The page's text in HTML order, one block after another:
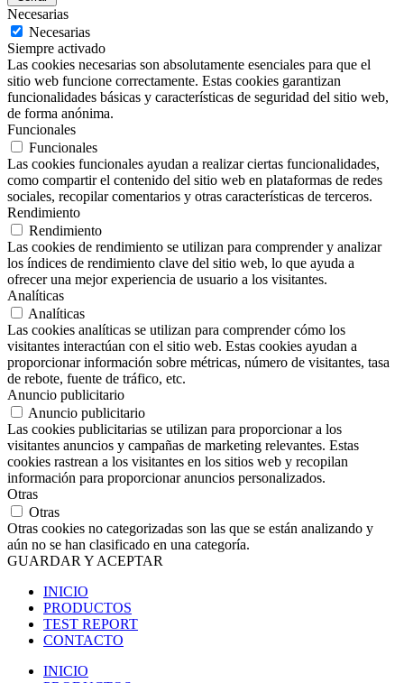
Necesarias
Necesarias
Siempre activado
Las cookies necesarias son absolutamente esenciales para que el
sitio web funcione correctamente. Estas cookies garantizan
funcionalidades básicas y características de seguridad del sitio web,
de forma anónima.
Funcionales
Funcionales
Las cookies funcionales ayudan a realizar ciertas funcionalidades,
como compartir el contenido del sitio web en plataformas de redes
sociales, recopilar comentarios y otras características de terceros.
Rendimiento
Rendimiento
Las cookies de rendimiento se utilizan para comprender y analizar
los índices de rendimiento clave del sitio web, lo que ayuda a
ofrecer una mejor experiencia de usuario a los visitantes.
Analíticas
Analíticas
Las cookies analíticas se utilizan para comprender cómo los
visitantes interactúan con el sitio web. Estas cookies ayudan a
proporcionar información sobre métricas, número de visitantes, tasa
de rebote, fuente de tráfico, etc.
Anuncio publicitario
Anuncio publicitario
Las cookies publicitarias se utilizan para proporcionar a los
visitantes anuncios y campañas de marketing relevantes. Estas
cookies rastrean a los visitantes en los sitios web y recopilan
información para proporcionar anuncios personalizados.
Otras
Otras
Otras cookies no categorizadas son las que se están analizando y
aún no se han clasificado en una categoría.
GUARDAR Y ACEPTAR
INICIO
PRODUCTOS
TEST REPORT
CONTACTO
INICIO